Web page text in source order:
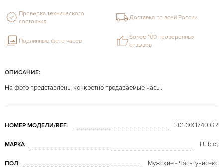
ОПИСАНИЕ:
На фото представлены конкретно продаваемые часы.
НОМЕР МОДЕЛИ/REF. 301.QX.1740.GR
МАРКА Hublot
ПОЛ Мужские - Часы унисекс
Проверка технического
состояния
Доставка по всей России
Подлинные фото часов
Более 100 проверенных
отзывов